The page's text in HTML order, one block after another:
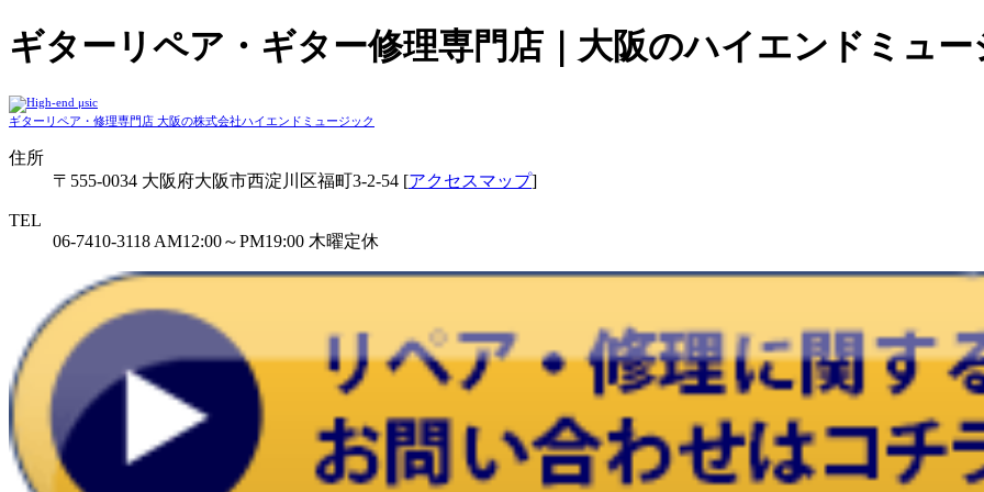
ギターリペア・ギター修理専門店｜大阪のハイエンドミュ
ギターリペア・修理専門店 大阪の株式会社ハイエンドミュージック
住所
〒555-0034 大阪府大阪市西淀川区福町3-2-54 [アクセスマップ]
TEL
06-7410-3118 AM12:00～PM19:00 木曜定休